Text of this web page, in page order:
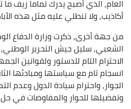
العام, الذي أصبح يدرك تماما زيف ما
أكاذيب, ولا تنطلي عليه مثل هذه
من جهة أخرى, ذكرت وزارة الدفاع
الشعبي, سليل جيش التحرير
الاحترام التام للدستور ولقوانين
انسجام تام مع سياستها ومبادئها
الجوار, واحترام سيادة الدول وعدم
وتفضيلها للحوار والمفاوضات في حل